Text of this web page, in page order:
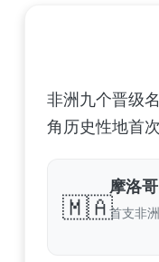
非洲九个晋级
角历史性地首
🇲🇦
摩洛哥
首支非